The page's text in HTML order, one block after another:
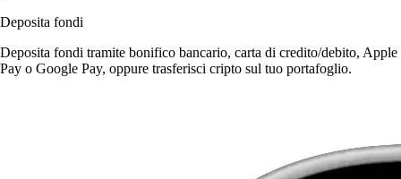
Deposita fondi
Deposita fondi tramite bonifico bancario, carta di credito/debito, Apple
Pay o Google Pay, oppure trasferisci cripto sul tuo portafoglio.